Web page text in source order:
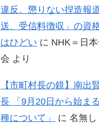
違反。懲りない捏造報
送、受信料徴収」の資
はひどい に NHK＝日
会 より
【市町村長の鏡】南出
長 「9月20日から始ま
種について」
に 名無し